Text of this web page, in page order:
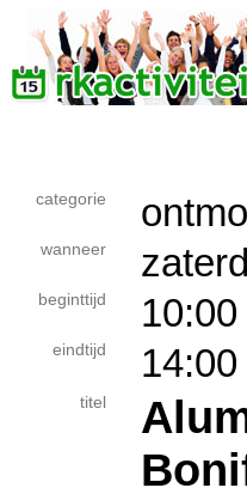
categorie
wanneer
beginttijd
eindtijd
titel